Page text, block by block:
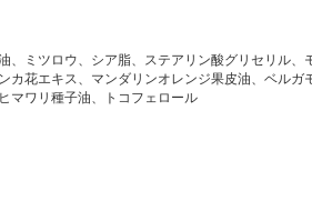
、ミツロウ、シア脂、ステアリン酸グリセリル、
カ花エキス、マンダリンオレンジ果皮油、ベルガ
マワリ種子油、トコフェロール